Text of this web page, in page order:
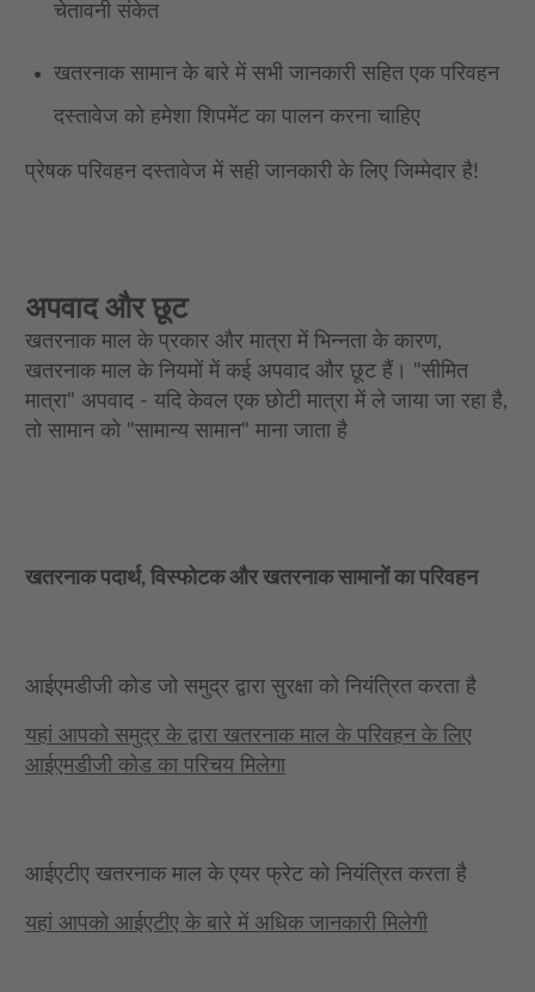
चेतावनी संकेत
खतरनाक सामान के बारे में सभी जानकारी सहित एक परिवहन
दस्तावेज को हमेशा शिपमेंट का पालन करना चाहिए
प्रेषक परिवहन दस्तावेज में सही जानकारी के लिए जिम्मेदार है!
अपवाद और छूट
खतरनाक माल के प्रकार और मात्रा में भिन्नता के कारण,
खतरनाक माल के नियमों में कई अपवाद और छूट हैं। "सीमित
मात्रा" अपवाद - यदि केवल एक छोटी मात्रा में ले जाया जा रहा है,
तो सामान को "सामान्य सामान" माना जाता है
खतरनाक पदार्थ, विस्फोटक और खतरनाक सामानों का परिवहन
आईएमडीजी कोड जो समुद्र द्वारा सुरक्षा को नियंत्रित करता है
यहां आपको समुद्र के द्वारा खतरनाक माल के परिवहन के लिए
आईएमडीजी कोड का परिचय मिलेगा
आईएटीए खतरनाक माल के एयर फ्रेट को नियंत्रित करता है
यहां आपको आईएटीए के बारे में अधिक जानकारी मिलेगी